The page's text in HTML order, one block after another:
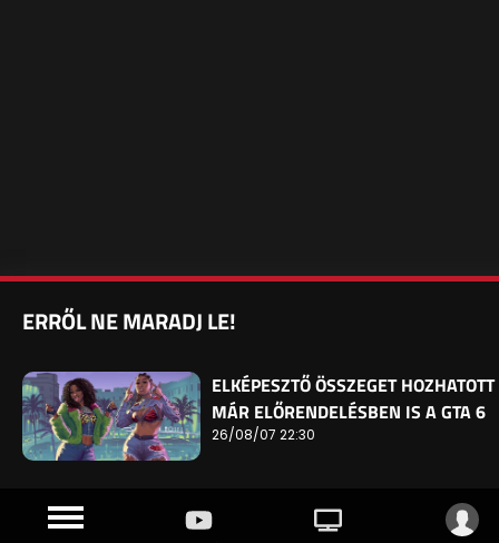
ERRŐL NE MARADJ LE!
ELKÉPESZTŐ ÖSSZEGET HOZHATOTT
MÁR ELŐRENDELÉSBEN IS A GTA 6
26/08/07 22:30